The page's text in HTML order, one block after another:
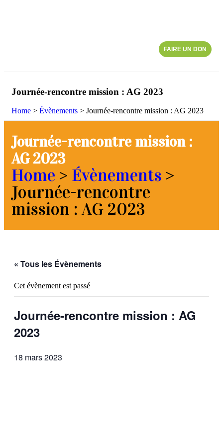
FAIRE UN DON
Journée-rencontre mission : AG 2023
Home > Évènements > Journée-rencontre mission : AG 2023
Journée-rencontre mission :
AG 2023
Home > Évènements >
Journée-rencontre
mission : AG 2023
« Tous les Évènements
Cet évènement est passé
Journée-rencontre mission : AG
2023
18 mars 2023